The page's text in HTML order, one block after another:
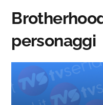
personaggi